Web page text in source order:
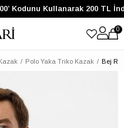
Kodunu Kullanarak 200 TL
0
Polo Yaka Triko Kazak Bej